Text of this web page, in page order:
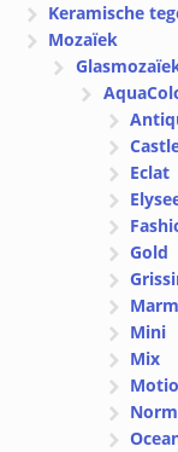
Keramische
Mozaïek
Eclat
Gold
Mini
Mix